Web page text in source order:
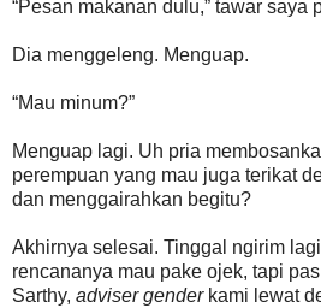
“Pesan makanan dulu,” tawar saya
Dia menggeleng. Menguap.
“Mau minum?”
Menguap lagi. Uh pria
perempuan yang mau juga terikat
dan menggairahkan begitu?
Akhirnya selesai. Tinggal ngirim
rencananya mau pake ojek, tapi
Sarthy, adviser genderkami lewat